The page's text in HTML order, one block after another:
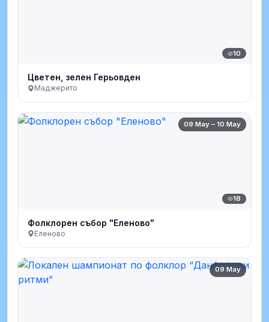
10
Цветен, зелен Герьовден
Маджерито
09 May – 10 May
18
Фолклорен събор "Еленово"
Еленово
09 May